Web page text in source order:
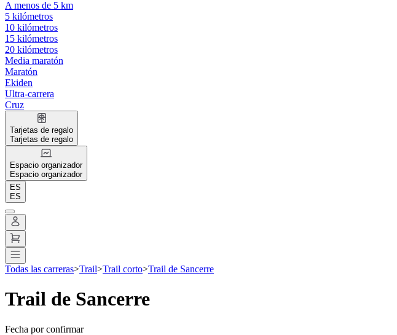
A menos de 5 km
5 kilómetros
10 kilómetros
15 kilómetros
20 kilómetros
Media maratón
Maratón
Ekiden
Ultra-carrera
Cruz
Tarjetas de regalo
Tarjetas de regalo
Espacio organizador
Espacio organizador
ES
ES
Todas las carreras>Trail>Trail corto>Trail de Sancerre
Trail de Sancerre
Fecha por confirmar